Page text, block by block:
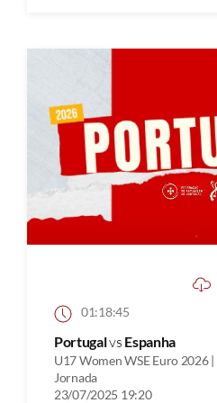
01:18:45
Portugalvs Espanha
U17 Women WSE Euro 2026 |
Jornada
23/07/2025 19:20